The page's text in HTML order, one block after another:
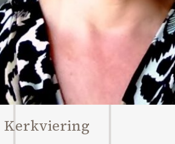
Kerkviering